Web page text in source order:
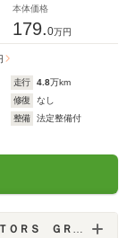
本体価格
179.0万円
走行 4.8万km
修復
なし
整備
法定整備付
Ｓ ＧＲＯＵＰ